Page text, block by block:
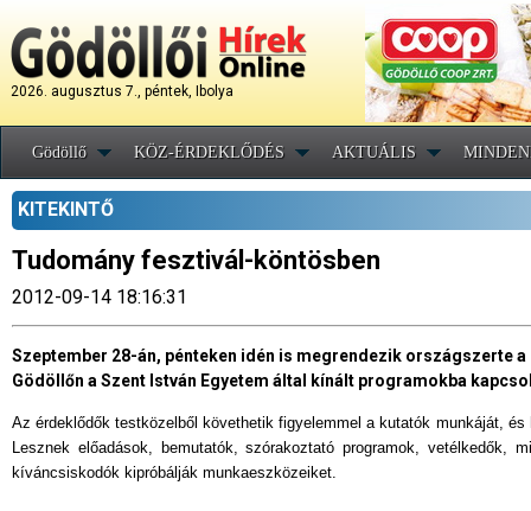
2026. augusztus 7., péntek, Ibolya
Gödöllő KÖZ-ÉRDEKLŐDÉS AKTUÁLIS
KITEKINTŐ
Tudomány fesztivál-köntösben
2012-09-14 18:16:31
Szeptember 28-án, pénteken idén is megrendezik országszerte
Gödöllőn a Szent István Egyetem által kínált programokba
Az érdeklődők testközelből követhetik figyelemmel a kutatók munkáját,
Lesznek előadások, bemutatók, szórakoztató programok,
kíváncsiskodók kipróbálják munkaeszközeiket.